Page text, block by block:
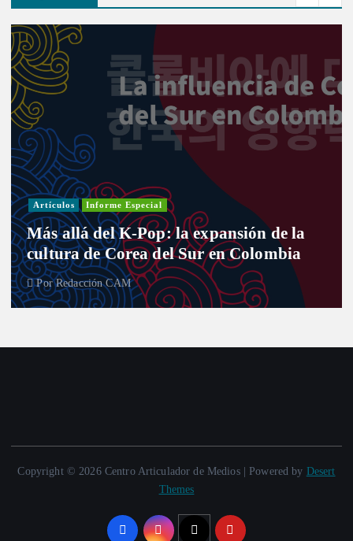
Artículos Informe Especial
Más allá del K-Pop: la expansión de la
cultura de Corea del Sur en Colombia
PorRedacción CAM
Copyright © 2026 Centro Articulador de Medios | Powered by Desert
Themes